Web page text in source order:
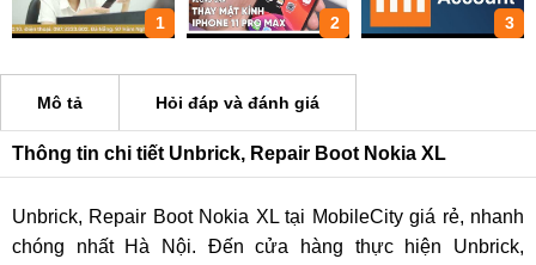
1 2 3
Mô tả Hỏi đáp và đánh giá
Thông tin chi tiết Unbrick, Repair Boot Nokia XL
Unbrick, Repair Boot Nokia XL tại MobileCity giá rẻ, nhanh
chóng nhất Hà Nội. Đến cửa hàng thực hiện Unbrick,